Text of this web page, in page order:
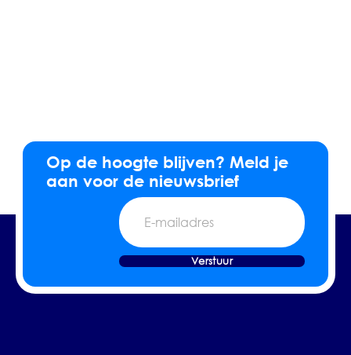
Op de hoogte blijven? Meld je
aan voor de nieuwsbrief
E-
mailadres
Verstuur